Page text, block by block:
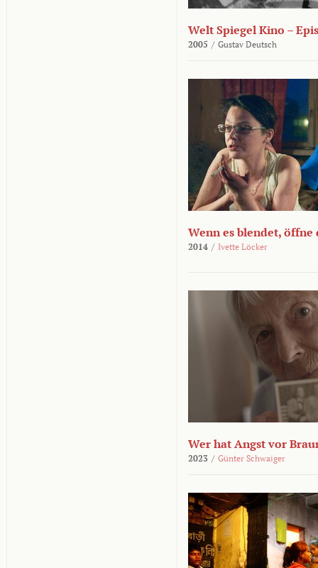
Welt Spiegel Kino –
2005 / Gustav Deutsch
Wenn es blendet, öffne
2014 / Ivette Löcker
Wer hat Angst vor
2023 / Günter Schwaiger